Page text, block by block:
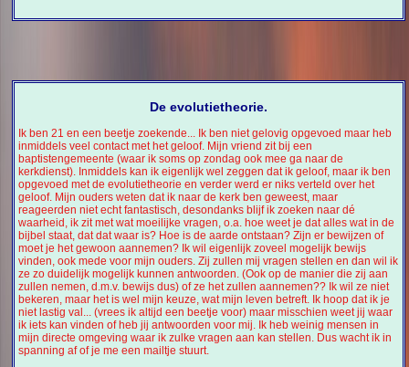
De evolutietheorie.
Ik ben 21 en een beetje zoekende... Ik ben niet gelovig opgevoed maar heb
inmiddels veel contact met het geloof. Mijn vriend zit bij een
baptistengemeente (waar ik soms op zondag ook mee ga naar de
kerkdienst). Inmiddels kan ik eigenlijk wel zeggen dat ik geloof, maar ik ben
opgevoed met de evolutietheorie en verder werd er niks verteld over het
geloof. Mijn ouders weten dat ik naar de kerk ben geweest, maar
reageerden niet echt fantastisch, desondanks blijf ik zoeken naar dé
waarheid, ik zit met wat moeilijke vragen, o.a. hoe weet je dat alles wat in de
bijbel staat, dat dat waar is? Hoe is de aarde ontstaan? Zijn er bewijzen of
moet je het gewoon aannemen? Ik wil eigenlijk zoveel mogelijk bewijs
vinden, ook mede voor mijn ouders. Zij zullen mij vragen stellen en dan wil ik
ze zo duidelijk mogelijk kunnen antwoorden. (Ook op de manier die zij aan
zullen nemen, d.m.v. bewijs dus) of ze het zullen aannemen?? Ik wil ze niet
bekeren, maar het is wel mijn keuze, wat mijn leven betreft. Ik hoop dat ik je
niet lastig val... (vrees ik altijd een beetje voor) maar misschien weet jij waar
ik iets kan vinden of heb jij antwoorden voor mij. Ik heb weinig mensen in
mijn directe omgeving waar ik zulke vragen aan kan stellen. Dus wacht ik in
spanning af of je me een mailtje stuurt.